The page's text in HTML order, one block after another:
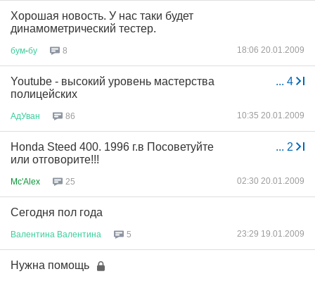
Хорошая новость. У нас таки будет
динамометрический тестер.
бум-бу 8 18:06 20.01.2009
... 4
Youtube - высокий уровень мастерства
полицейских
АдУван 86 10:35 20.01.2009
... 2
Honda Steed 400. 1996 г.в Посоветуйте
или отговорите!!!
Mc'Alex 25 02:30 20.01.2009
Сегодня пол года
Валентина Валентина 5 23:29 19.01.2009
Нужна помощь